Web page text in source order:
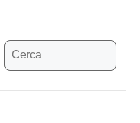
Ricerca
per: